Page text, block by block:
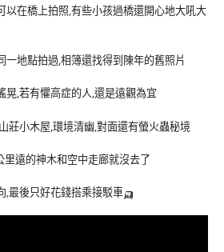
以在橋上拍照,有些小孩過橋還開心地大吼大
一地點拍過,相簿還找得到陳年的舊照片
晃,若有懼高症的人,還是遠觀為宜
遠的神木和空中走廊就沒去了
,最後只好花錢搭乘接駁車🛺